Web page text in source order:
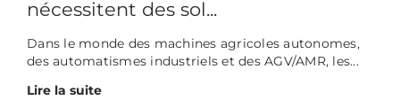
nécessitent des sol...
Dans le monde des machines agricoles autonomes,
des automatismes industriels et des AGV/AMR, les...
Lire la suite